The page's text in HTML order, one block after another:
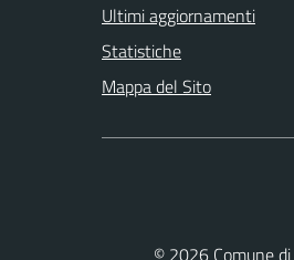
Ultimi aggiornamenti
Statistiche
Mappa del Sito
© 2026Comune di